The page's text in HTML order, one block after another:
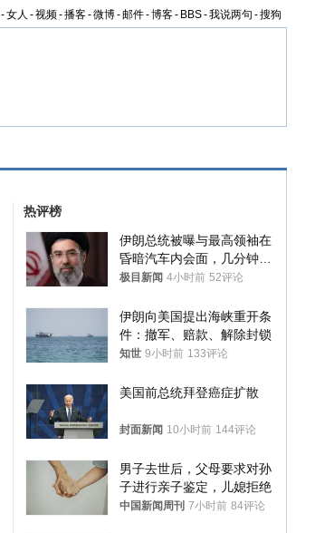
-女人 -视频-播客-微博-邮件-博客- BBS-我说两句 -搜狗
热评榜
伊朗总统被曝与最高领袖在
昏暗汽车内会面，几分钟里
只能靠声音交谈难辨真假
极目新闻 4小时前 52评论
伊朗向美国提出海峡重开条
件：撤军、赔款、解除封锁
知世 9小时前 133评论
美国前总统拜登癌症扩散
封面新闻 10小时前 144评论
男子去世后，父母要求对孙
子进行亲子鉴定，儿媳拒绝
中国新闻周刊 7小时前 84评论